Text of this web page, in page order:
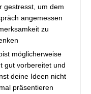
gestresst, um dem
angemessen
zu
möglicherweise
gut vorbereitet und
deine Ideen nicht
präsentieren